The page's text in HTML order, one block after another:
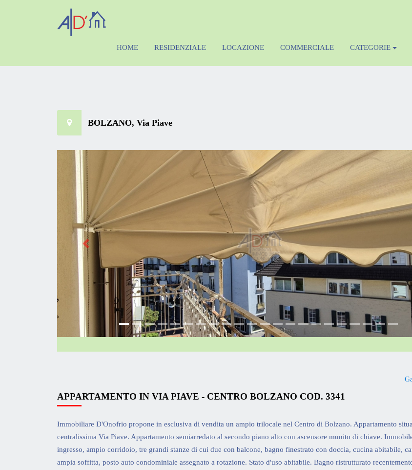
HOME RESIDENZIALE LOCAZIONE COMMERCIALE CATEGORIE
BOLZANO, Via Piave
<<
APPARTAMENTO IN VIA PIAVE - CENTRO BOLZANO COD. 3341
Immobiliare D'Onofrio propone in esclusiva di vendita un ampio trilocale nel Centro di Bolzano. Appartamento
centralissima Via Piave. Appartamento semiarredato al secondo piano alto con ascensore munito di chiave.
ingresso, ampio corridoio, tre grandi stanze di cui due con balcone, bagno finestrato con doccia, cucina abitabile,
ampia soffitta, posto auto condominiale assegnato a rotazione. Stato d'uso abitabile. Bagno ristrutturato